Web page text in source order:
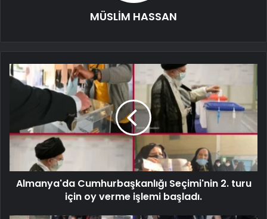
MÜSLİM HASSAN
Almanya'da Cumhurbaşkanlığı Seçimi'nin 2. turu
için oy verme işlemi başladı.